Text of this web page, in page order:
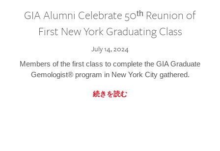
GIA Alumni Celebrate 50ᵗʰ Reunion of
First New York Graduating Class
July 14, 2024
Members of the first class to complete the GIA Graduate
Gemologist® program in New York City gathered.
続きを読む